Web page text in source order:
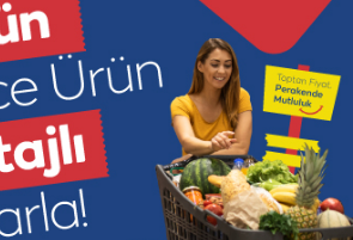
balosu